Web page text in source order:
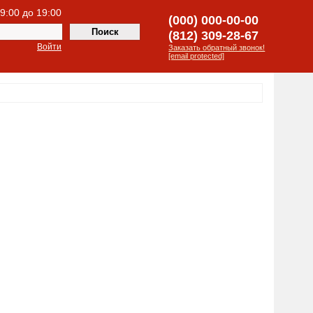
(000) 000-00-00
(812) 309-28-67
Заказать обратный звонок!
[email protected]
до 19:00
Войти